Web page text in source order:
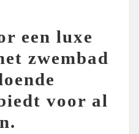
een luxe
zwembad
voor al